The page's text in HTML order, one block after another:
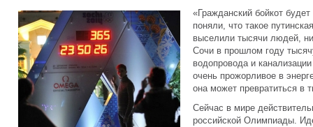
«Гражданский бойкот
поняли, что такое
выселили тысячи людей,
Сочи в прошлом году
водопровода и
очень прожорливое в
она может превратиться в
Сейчас в мире
российской Олимпиады.